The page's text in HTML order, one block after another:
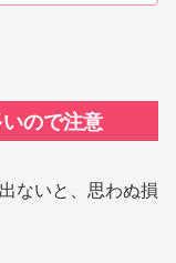
ので注意
ないと、思わぬ損